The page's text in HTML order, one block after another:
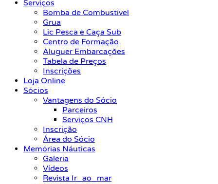
Serviços
Bomba de Combustível
Grua
Lic Pesca e Caça Sub
Centro de Formação
Aluguer Embarcações
Tabela de Preços
Inscrições
Loja Online
Sócios
Vantagens do Sócio
Parceiros
Serviços CNH
Inscrição
Área do Sócio
Memórias Náuticas
Galeria
Vídeos
Revista Ir_ao_mar